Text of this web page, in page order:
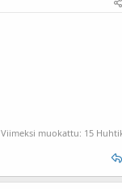
Viimeksi muokattu: 15